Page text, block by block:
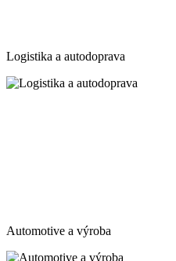
Logistika a autodoprava
Automotive a výroba